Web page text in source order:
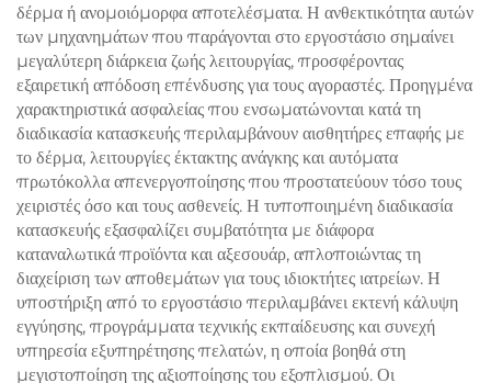
δέρμα ή ανομοιόμορφα αποτελέσματα. Η ανθεκτικότητα αυτών
των μηχανημάτων που παράγονται στο εργοστάσιο σημαίνει
μεγαλύτερη διάρκεια ζωής λειτουργίας, προσφέροντας
εξαιρετική απόδοση επένδυσης για τους αγοραστές. Προηγμένα
χαρακτηριστικά ασφαλείας που ενσωματώνονται κατά τη
διαδικασία κατασκευής περιλαμβάνουν αισθητήρες επαφής με
το δέρμα, λειτουργίες έκτακτης ανάγκης και αυτόματα
πρωτόκολλα απενεργοποίησης που προστατεύουν τόσο τους
χειριστές όσο και τους ασθενείς. Η τυποποιημένη διαδικασία
κατασκευής εξασφαλίζει συμβατότητα με διάφορα
καταναλωτικά προϊόντα και αξεσουάρ, απλοποιώντας τη
διαχείριση των αποθεμάτων για τους ιδιοκτήτες ιατρείων. Η
υποστήριξη από το εργοστάσιο περιλαμβάνει εκτενή κάλυψη
εγγύησης, προγράμματα τεχνικής εκπαίδευσης και συνεχή
υπηρεσία εξυπηρέτησης πελατών, η οποία βοηθά στη
μεγιστοποίηση της αξιοποίησης του εξοπλισμού. Οι